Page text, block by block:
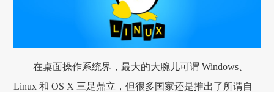
在桌面操作系统界，最大的大腕儿可谓 Windows、
Linux 和 OS X 三足鼎立，但很多国家还是推出了所谓自